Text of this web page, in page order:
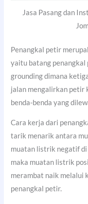
Jasa Pasang dan
Penangkal petir
yaitu batang
grounding dimana
jalan mengalirkan petir
benda-benda yang
Cara kerja dari
tarik menarik antara
muatan listrik negatif di
maka muatan listrik
merambat naik melalui
penangkal petir.